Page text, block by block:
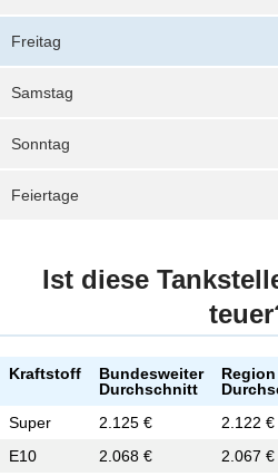
Freitag
Samstag
Sonntag
Feiertage
Ist diese
Kraftstoff
Bundesweiter
Durchschnitt
Super
2.125 € 2.122 €
E10
2.068 € 2.067 €